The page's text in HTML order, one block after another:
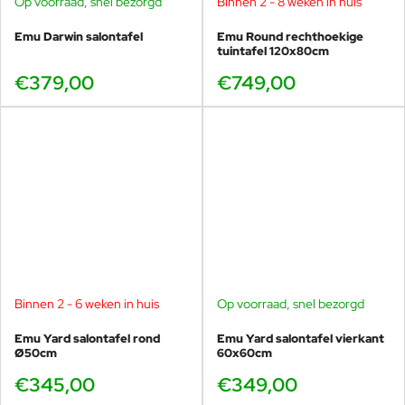
zowel wat betreft het type gebruikte materialen
als het assortiment stoelen, tafels en ligbedden in de
serie. Bekijk en bestel deze tijdloze design
Italiaanse luxe!
meerdere kleurenen bovendienuit te proberen in
onze showroom
in Voorschoten.
Emu Darwin salontafel
€379,00
Emu Round rechthoekige
tuintafel 120x80cm
€749,00
Binnen 2 - 6 weken in huis
Emu Yard salontafel rond
Ø50cm
€345,00
Op voorraad, snel bezorgd
Emu Yard salontafel vierkant
60x60cm
€349,00